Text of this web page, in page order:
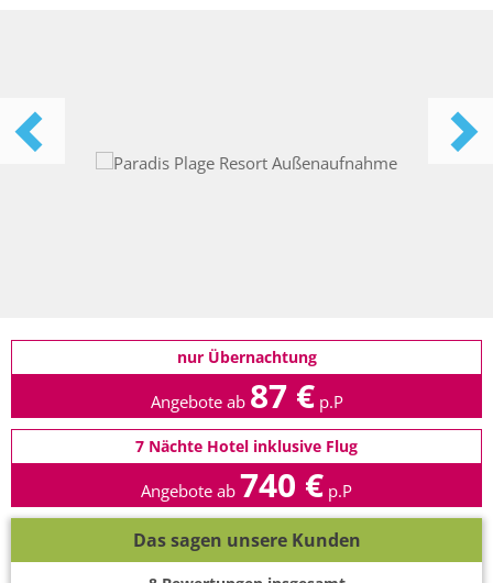
nur Übernachtung
Angebote ab 87 € p.P
7 Nächte Hotel inklusive Flug
Angebote ab 740 € p.P
Das sagen unsere Kunden